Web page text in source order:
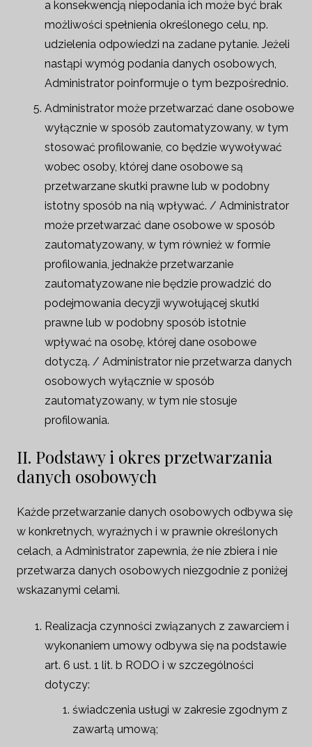
a konsekwencją niepodania ich może być brak
możliwości spełnienia określonego celu, np.
udzielenia odpowiedzi na zadane pytanie. Jeżeli
nastąpi wymóg podania danych osobowych,
Administrator poinformuje o tym bezpośrednio.
Administrator może przetwarzać dane osobowe
wyłącznie w sposób zautomatyzowany, w tym
stosować profilowanie, co będzie wywoływać
wobec osoby, której dane osobowe są
przetwarzane skutki prawne lub w podobny
istotny sposób na nią wpływać. / Administrator
może przetwarzać dane osobowe w sposób
zautomatyzowany, w tym również w formie
profilowania, jednakże przetwarzanie
zautomatyzowane nie będzie prowadzić do
podejmowania decyzji wywołującej skutki
prawne lub w podobny sposób istotnie
wpływać na osobę, której dane osobowe
dotyczą. / Administrator nie przetwarza danych
osobowych wyłącznie w sposób
zautomatyzowany, w tym nie stosuje
profilowania.
II. Podstawy i okres przetwarzania
danych osobowych
Każde przetwarzanie danych osobowych odbywa się
w konkretnych, wyraźnych i w prawnie określonych
celach, a Administrator zapewnia, że nie zbiera i nie
przetwarza danych osobowych niezgodnie z poniżej
wskazanymi celami.
Realizacja czynności związanych z zawarciem i
wykonaniem umowy odbywa się na podstawie
art. 6 ust. 1 lit. b RODO i w szczególności
dotyczy:
świadczenia usługi w zakresie zgodnym z
zawartą umową;